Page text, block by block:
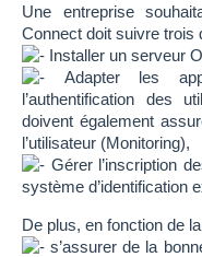
Une entreprise
Connect doit suivre trois
Installer un serveur
Adapter les
l’authentification des
doivent également
l’utilisateur (Monitoring),
Gérer l’inscription
système d’identification
De plus, en fonction de
s’assurer de la